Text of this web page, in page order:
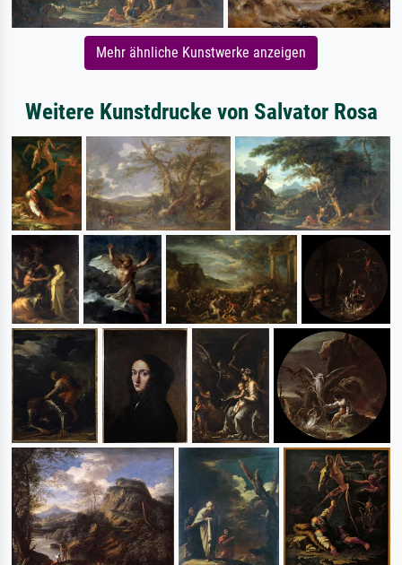
Mehr ähnliche Kunstwerke anzeigen
Weitere Kunstdrucke von Salvator Rosa